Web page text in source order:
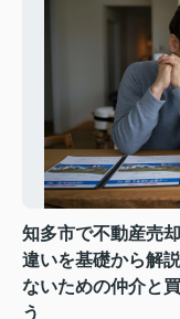
知多市で不動産売
違いを基礎から解
ないための仲介と
う